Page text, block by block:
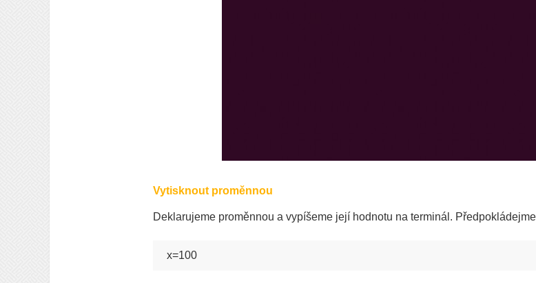
Vytisknout proměnnou
Deklarujeme proměnnou a vypíšeme její hodnotu na terminál.
x=100